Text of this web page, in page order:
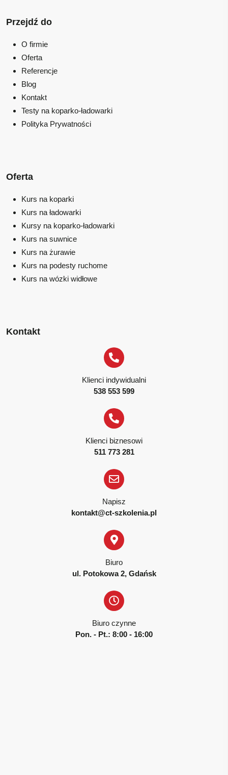
Przejdź do
O firmie
Oferta
Referencje
Blog
Kontakt
Testy na koparko-ładowarki
Polityka Prywatności
Oferta
Kurs na koparki
Kurs na ładowarki
Kursy na koparko-ładowarki
Kurs na suwnice
Kurs na żurawie
Kurs na podesty ruchome
Kurs na wózki widłowe
Kontakt
Klienci indywidualni
538 553 599
Klienci biznesowi
511 773 281
Napisz
kontakt@ct-szkolenia.pl
Biuro
ul. Potokowa 2, Gdańsk
Biuro czynne
Pon. - Pt.: 8:00 - 16:00